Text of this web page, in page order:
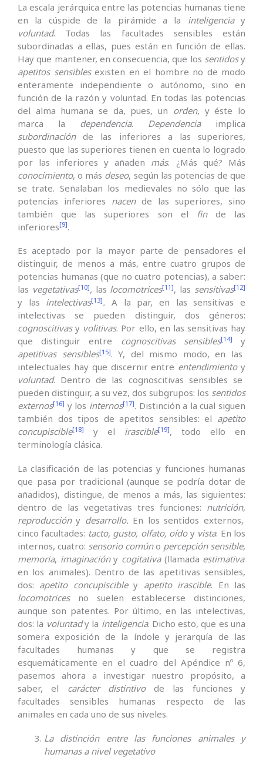
La escala jerárquica entre las potencias humanas tiene
en la cúspide de la pirámide a la inteligenciay
voluntad. Todas las facultades sensibles están
subordinadas a ellas, pues están en función de ellas.
Hay que mantener, en consecuencia, que los sentidosy
apetitos sensiblesexisten en el hombre no de modo
enteramente independiente o autónomo, sino en
función de la razón y voluntad. En todas las potencias
del alma humana se da, pues, un orden, y éste lo
marca la dependencia. Dependenciaimplica
subordinaciónde las inferiores a las superiores,
puesto que las superiores tienen en cuenta lo logrado
por las inferiores y añaden más. ¿Más qué? Más
conocimiento, o más deseo, según las potencias de que
se trate. Señalaban los medievales no sólo que las
potencias inferiores nacende las superiores, sino
también que las superiores son el
finde las
inferiores[9].
Es aceptado por la mayor parte de pensadores el
distinguir, de menos a más, entre cuatro grupos de
potencias humanas (que no cuatro potencias), a saber:
las vegetativas[10], las locomotrices[11], las sensitivas[12]
y las intelectivas[13]. A la par, en las sensitivas e
intelectivas se pueden distinguir, dos géneros:
cognoscitivasy volitivas. Por ello, en las sensitivas hay
que distinguir entre cognoscitivas sensibles[14]
y
apetitivas sensibles[15]. Y, del mismo modo, en las
intelectuales hay que discernir entre entendimientoy
voluntad. Dentro de las cognoscitivas sensibles se
pueden distinguir, a su vez, dos subgrupos: los sentidos
externos[16] y los internos[17]. Distinción a la cual siguen
también dos tipos de apetitos sensibles: el apetito
concupiscible[18] y el irascible[19], todo ello en
terminología clásica.
La clasificación de las potencias y funciones humanas
que pasa por tradicional (aunque se podría dotar de
añadidos), distingue, de menos a más, las siguientes:
dentro de las vegetativas tres funciones: nutrición,
reproduccióny desarrollo. En los sentidos externos,
cinco facultades: tacto, gusto, olfato, oídoy vista. En los
internos, cuatro: sensorio comúno percepción sensible,
memoria, imaginacióny cogitativa(llamada estimativa
en los animales). Dentro de las apetitivas sensibles,
dos: apetito concupiscibley apetito irascible. En las
locomotricesno suelen establecerse distinciones,
aunque son patentes. Por último, en las intelectivas,
dos: la voluntady la inteligencia. Dicho esto, que es una
somera exposición de la índole y jerarquía de las
facultades humanas y que se registra
esquemáticamente en el cuadro del Apéndice nº 6,
pasemos ahora a investigar nuestro propósito, a
saber, el carácter distintivode las funciones y
facultades sensibles humanas respecto de las
animales en cada uno de sus niveles.
La distinción entre las funciones animales y
humanas a nivel vegetativo